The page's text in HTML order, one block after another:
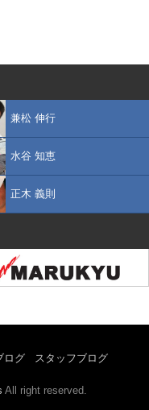
兼松 伸行
水谷 知恵
正木 義則
ログ スタッフブログ
All right reserved.